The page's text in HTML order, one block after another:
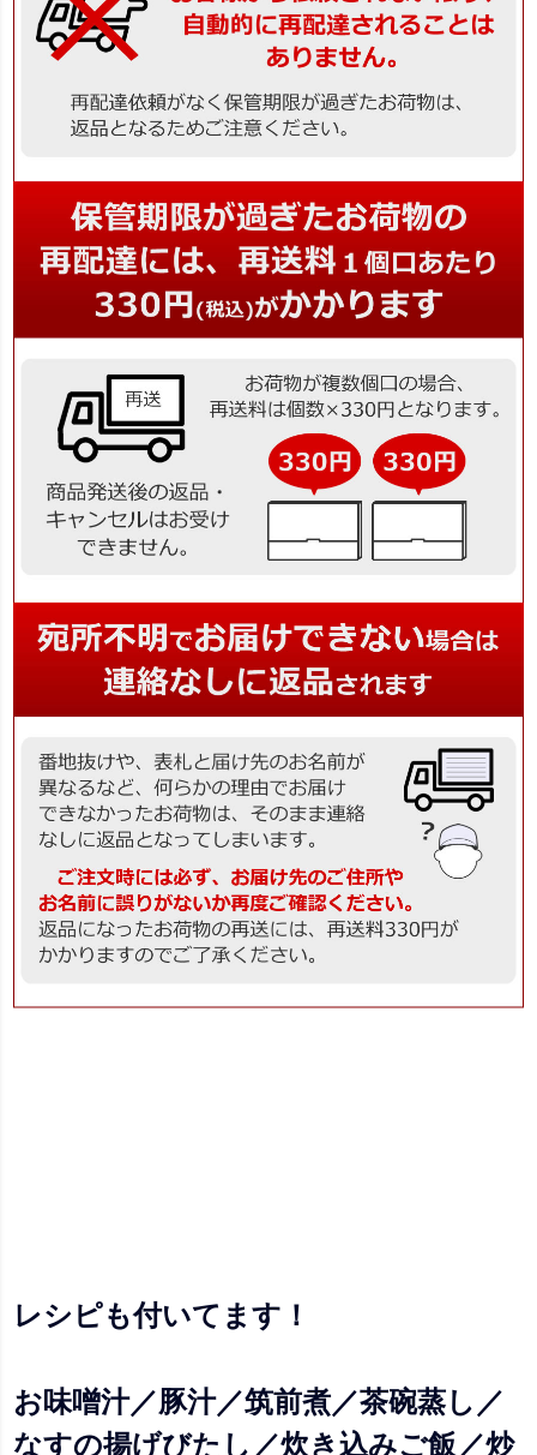
レシピも付いてます！
お味噌汁／豚汁／筑前煮／茶碗蒸し／
なすの揚げびたし／炊き込みご飯／炒